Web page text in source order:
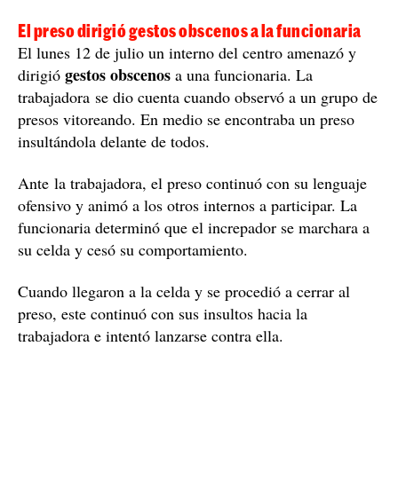
El preso dirigió gestos obscenos a la funcionaria
El lunes 12 de julio un interno del centro amenazó y
dirigió gestos obscenos a una funcionaria. La
trabajadora se dio cuenta cuando observó a un grupo de
presos vitoreando. En medio se encontraba un preso
insultándola delante de todos.
Ante la trabajadora, el preso continuó con su lenguaje
ofensivo y animó a los otros internos a participar. La
funcionaria determinó que el increpador se marchara a
su celda y cesó su comportamiento.
Cuando llegaron a la celda y se procedió a cerrar al
preso, este continuó con sus insultos hacia la
trabajadora e intentó lanzarse contra ella.